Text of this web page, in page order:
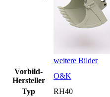
weitere Bilder
Vorbild-
Hersteller
O&K
Typ
RH40